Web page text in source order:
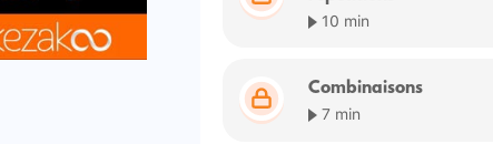
10 min
Combinaisons
7 min